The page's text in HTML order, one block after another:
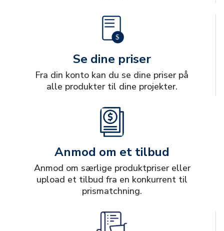
Se dine priser
Fra din konto kan du se dine priser på
alle produkter til dine projekter.
Anmod om et tilbud
Anmod om særlige produktpriser eller
upload et tilbud fra en konkurrent til
prismatchning.